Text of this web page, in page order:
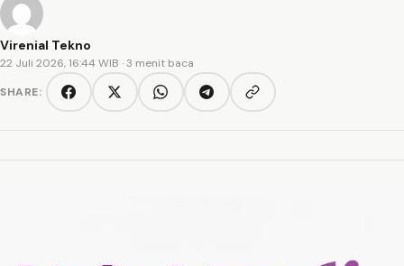
Virenial Tekno
22 Juli 2026, 16:44 WIB · 3 menit baca
SHARE:
FacebookTwitter/XWhatsAppTelegramCopy link